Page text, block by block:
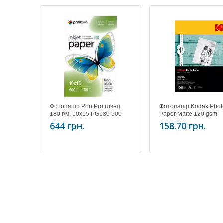
Фотопапір PrintPro глянц.
180 г/м, 10x15 PG180-500
(PGE1805004R)
644 грн.
Фотопапір Kodak
Paper Matte 120 gsm
4R(10x15)/100
158.70 грн.